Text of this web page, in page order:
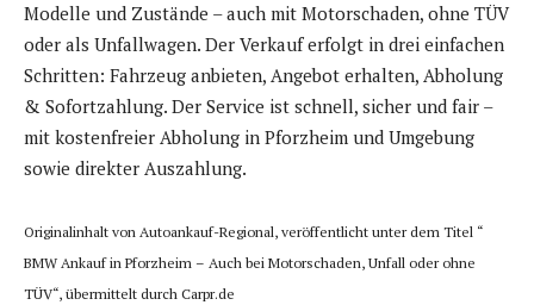
Modelle und Zustände – auch mit Motorschaden, ohne TÜV
oder als Unfallwagen. Der Verkauf erfolgt in drei einfachen
Schritten: Fahrzeug anbieten, Angebot erhalten, Abholung
& Sofortzahlung. Der Service ist schnell, sicher und fair –
mit kostenfreier Abholung in Pforzheim und Umgebung
sowie direkter Auszahlung.
Originalinhalt von Autoankauf-Regional, veröffentlicht unter dem Titel “
BMW Ankauf in Pforzheim – Auch bei Motorschaden, Unfall oder ohne
TÜV“, übermittelt durch Carpr.de